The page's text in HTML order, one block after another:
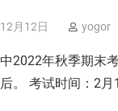
月12日 yogor
2022年秋季期末
。 考试时间：2